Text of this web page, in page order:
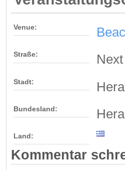
Venue:
Straße:
Stadt:
Bundesland:
Land:
Kommentar